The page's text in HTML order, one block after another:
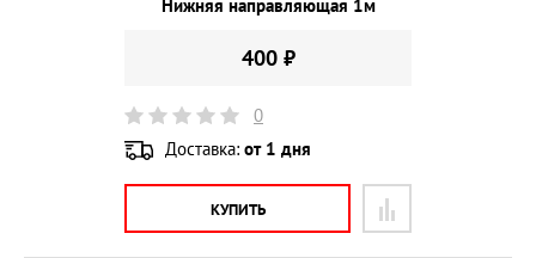
Нижняя направляющая 1м
400 ₽
0
Доставка: от 1 дня
КУПИТЬ